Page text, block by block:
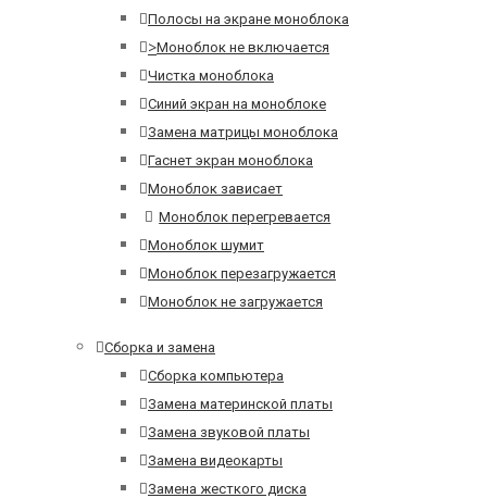
Полосы на экране моноблока
>Моноблок не включается
Чистка моноблока
Синий экран на моноблоке
Замена матрицы моноблока
Гаснет экран моноблока
Моноблок зависает
Моноблок перегревается
Моноблок шумит
Моноблок перезагружается
Моноблок не загружается
Сборка и замена
Сборка компьютера
Замена материнской платы
Замена звуковой платы
Замена видеокарты
Замена жесткого диска